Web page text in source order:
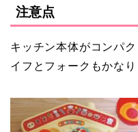
注意点
キッチン本体がコンパ
イフとフォークもかな